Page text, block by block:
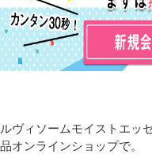
ルヴィソームモイストエッ
品オンラインショップで。